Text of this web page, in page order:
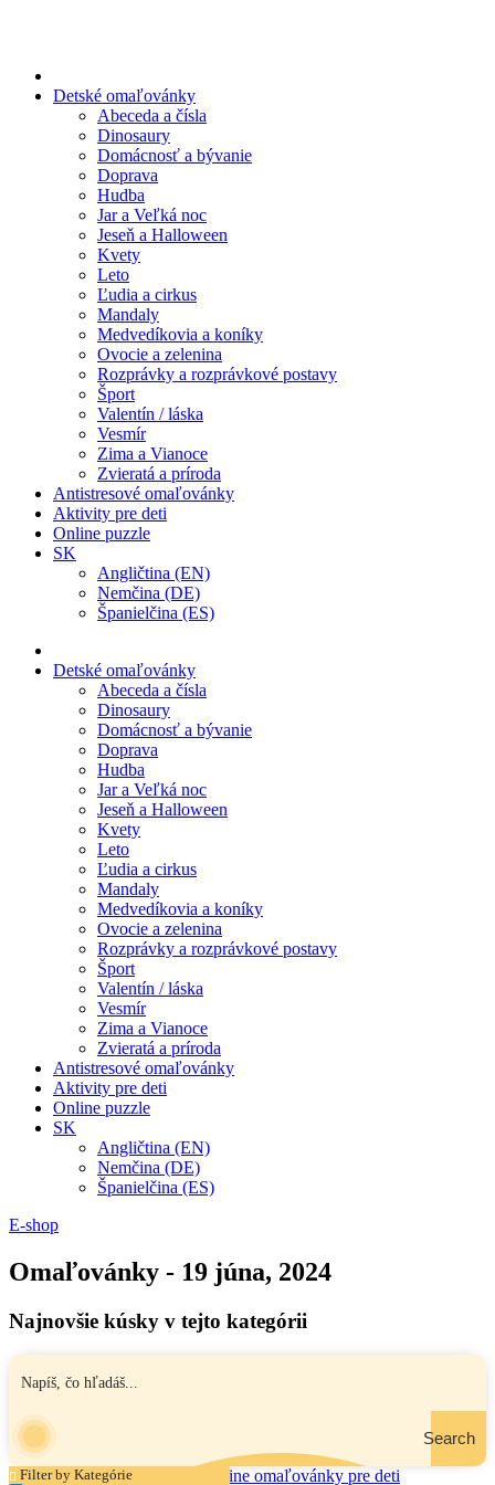
Detské omaľovánky
Abeceda a čísla
Dinosaury
Domácnosť a bývanie
Doprava
Hudba
Jar a Veľká noc
Jeseň a Halloween
Kvety
Leto
Ľudia a cirkus
Mandaly
Medvedíkovia a koníky
Ovocie a zelenina
Rozprávky a rozprávkové postavy
Šport
Valentín / láska
Vesmír
Zima a Vianoce
Zvieratá a príroda
Antistresové omaľovánky
Aktivity pre deti
Online puzzle
SK
Angličtina (EN)
Nemčina (DE)
Španielčina (ES)
Detské omaľovánky
Abeceda a čísla
Dinosaury
Domácnosť a bývanie
Doprava
Hudba
Jar a Veľká noc
Jeseň a Halloween
Kvety
Leto
Ľudia a cirkus
Mandaly
Medvedíkovia a koníky
Ovocie a zelenina
Rozprávky a rozprávkové postavy
Šport
Valentín / láska
Vesmír
Zima a Vianoce
Zvieratá a príroda
Antistresové omaľovánky
Aktivity pre deti
Online puzzle
SK
Angličtina (EN)
Nemčina (DE)
Španielčina (ES)
E-shop
Omaľovánky - 19 júna, 2024
Najnovšie kúsky v tejto kategórii
Search
Filter by Kategórie